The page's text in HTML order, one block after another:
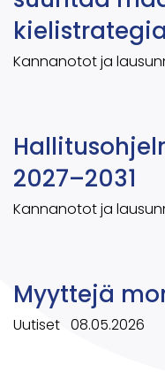
Kannanotot ja
2027–2031
Kannanotot ja
Myyttejä
Uutiset 08.05.2026